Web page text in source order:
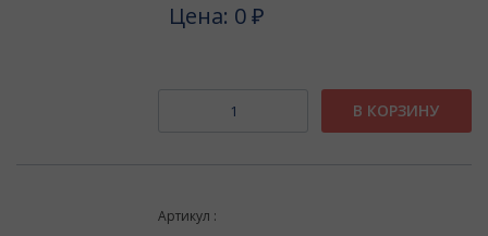
Цена: 0 ₽
В КОРЗИНУ
Артикул :